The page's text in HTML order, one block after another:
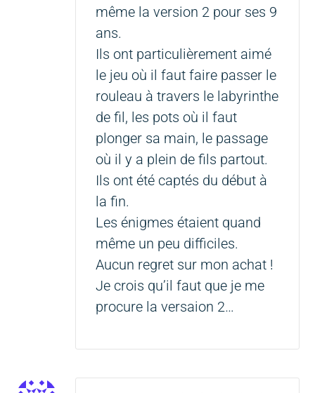
même la version 2 pour ses 9
ans.
Ils ont particulièrement aimé
le jeu où il faut faire passer le
rouleau à travers le labyrinthe
de fil, les pots où il faut
plonger sa main, le passage
où il y a plein de fils partout.
Ils ont été captés du début à
la fin.
Les énigmes étaient quand
même un peu difficiles.
Aucun regret sur mon achat !
Je crois qu’il faut que je me
procure la versaion 2…